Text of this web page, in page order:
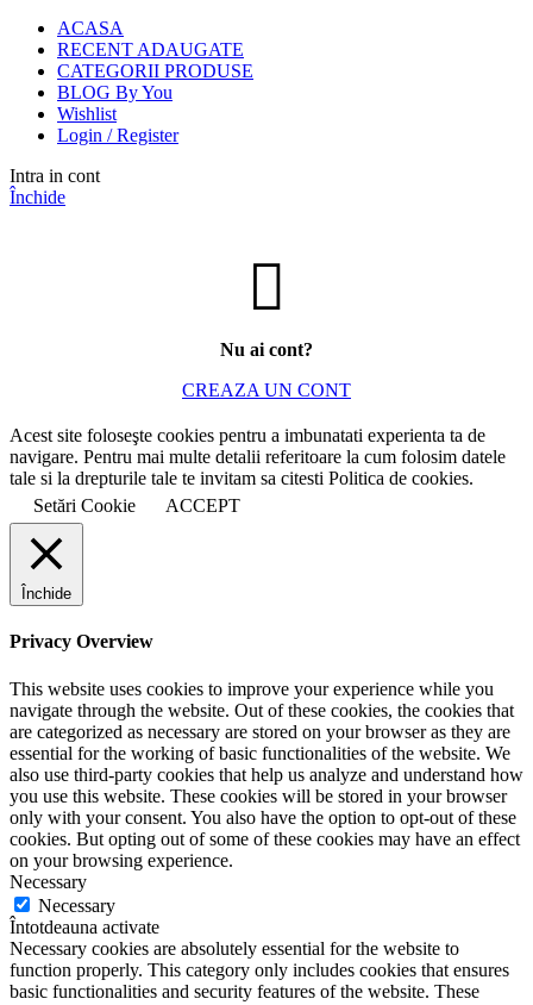
ACASA
RECENT ADAUGATE
CATEGORII PRODUSE
BLOG By You
Wishlist
Login / Register
Intra in cont
Închide
Nu ai cont?
CREAZA UN CONT
Acest site foloseşte cookies pentru a imbunatati experienta ta de
navigare. Pentru mai multe detalii referitoare la cum folosim datele
tale si la drepturile tale te invitam sa citesti Politica de cookies.
Setări Cookie
ACCEPT
Închide
Privacy Overview
This website uses cookies to improve your experience while you
navigate through the website. Out of these cookies, the cookies that
are categorized as necessary are stored on your browser as they are
essential for the working of basic functionalities of the website. We
also use third-party cookies that help us analyze and understand how
you use this website. These cookies will be stored in your browser
only with your consent. You also have the option to opt-out of these
cookies. But opting out of some of these cookies may have an effect
on your browsing experience.
Necessary
Necessary
Întotdeauna activate
Necessary cookies are absolutely essential for the website to
function properly. This category only includes cookies that ensures
basic functionalities and security features of the website. These